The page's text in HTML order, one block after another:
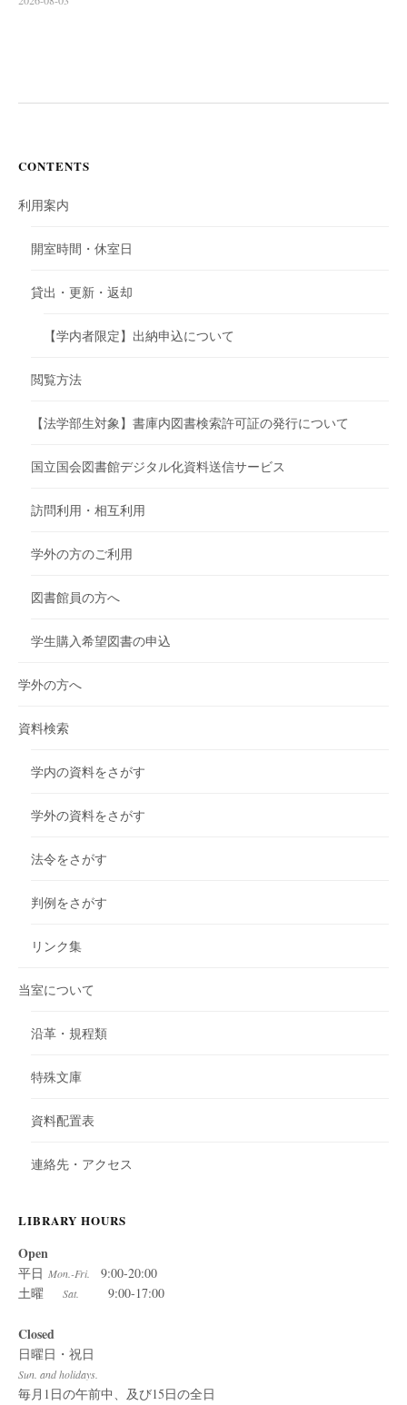
CONTENTS
利用案内
開室時間・休室日
貸出・更新・返却
【学内者限定】出納申込について
閲覧方法
【法学部生対象】書庫内図書検索許可証の発行について
国立国会図書館デジタル化資料送信サービス
訪問利用・相互利用
学外の方のご利用
図書館員の方へ
学生購入希望図書の申込
学外の方へ
資料検索
学内の資料をさがす
学外の資料をさがす
法令をさがす
判例をさがす
リンク集
当室について
沿革・規程類
特殊文庫
資料配置表
連絡先・アクセス
LIBRARY HOURS
Open
平日 Mon.-Fri. 9:00-20:00
土曜 Sat. 9:00-17:00
Closed
日曜日・祝日
Sun. and holidays.
毎月1日の午前中、及び15日の全日